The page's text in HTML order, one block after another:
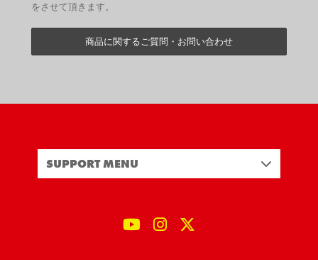
をさせて頂きます。
商品に関するご質問・お問い合わせ
SUPPORT MENU